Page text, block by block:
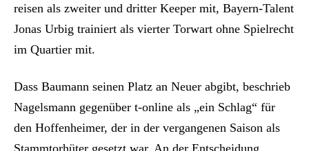
reisen als zweiter und dritter Keeper mit, Bayern-Talent
Jonas Urbig trainiert als vierter Torwart ohne Spielrecht
im Quartier mit.
Dass Baumann seinen Platz an Neuer abgibt, beschrieb
Nagelsmann gegenüber t-online als „ein Schlag“ für
den Hoffenheimer, der in der vergangenen Saison als
Stammtorhüter gesetzt war. An der Entscheidung